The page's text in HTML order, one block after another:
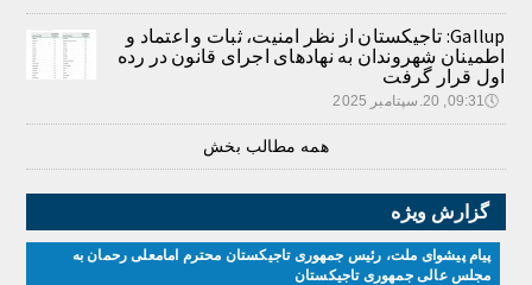
Gallup: تاجیکستان از نظر امنیت، ثبات و اعتماد و
اطمینان شهروندان به نهادهای اجرای قانون در رده
اول قرار گرفت
🕔09:31, 20.سپتامبر 2025
همه مطالب بخش
گزارش ویژه
پیام پیشوای ملت، رئیس جمهوری تاجیکستان محترم امامعلی رحمان به
مجلس عالی جمهوری تاجیکستان